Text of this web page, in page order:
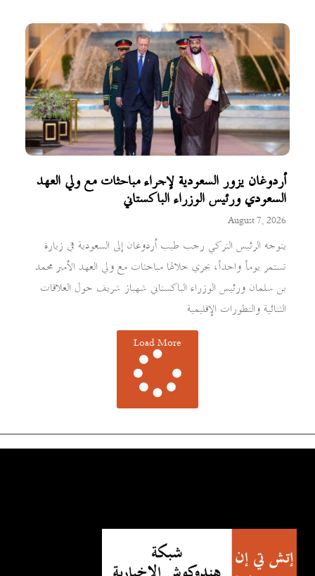
أردوغان يزور السعودية لإجراء مباحثات مع ولي العهد
السعودي ورئيس الوزراء الباكستاني
August 7, 2026
يتوجه الرئيس التركي رجب طيب أردوغان إلى السعودية في زيارة
تستمر يوماً واحداً، يجري خلالها مباحثات مع ولي العهد الأمير محمد
بن سلمان ورئيس الوزراء الباكستاني شهباز شريف حول العلاقات
الثنائية والتطورات الإقليمية
Load More